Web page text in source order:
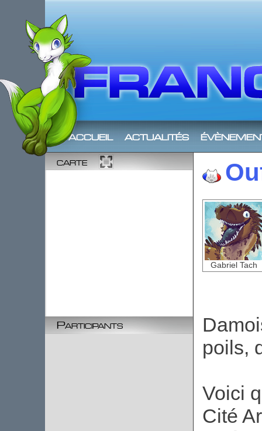
accueil actualités
carte
Participants
Gabriel Tach
poils,
Voici
Cité